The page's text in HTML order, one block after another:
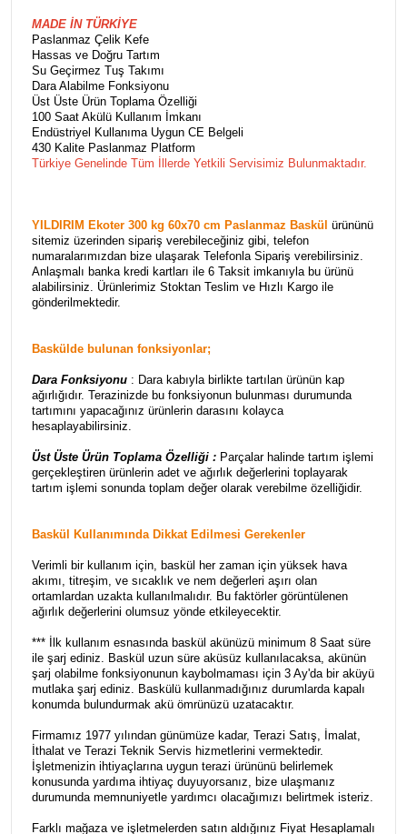
MADE İN TÜRKİYE
Paslanmaz Çelik Kefe
Hassas ve Doğru Tartım
Su Geçirmez Tuş Takımı
Dara Alabilme Fonksiyonu
Üst Üste Ürün Toplama Özelliği
100 Saat Akülü Kullanım İmkanı
Endüstriyel Kullanıma Uygun CE Belgeli
430 Kalite Paslanmaz Platform
Türkiye Genelinde Tüm İllerde Yetkili Servisimiz Bulunmaktadır.
YILDIRIM Ekoter 300 kg 60x70 cm Paslanmaz Baskül ürününü
sitemiz üzerinden sipariş verebileceğiniz gibi, telefon
numaralarımızdan bize ulaşarak Telefonla Sipariş verebilirsiniz.
Anlaşmalı banka kredi kartları ile 6 Taksit imkanıyla bu ürünü
alabilirsiniz. Ürünlerimiz Stoktan Teslim ve Hızlı Kargo ile
gönderilmektedir.
Baskülde bulunan fonksiyonlar;
Dara Fonksiyonu : Dara kabıyla birlikte tartılan ürünün kap
ağırlığıdır. Terazinizde bu fonksiyonun bulunması durumunda
tartımını yapacağınız ürünlerin darasını kolayca
hesaplayabilirsiniz.
Üst Üste Ürün Toplama Özelliği : Parçalar halinde tartım işlemi
gerçekleştiren ürünlerin adet ve ağırlık değerlerini toplayarak
tartım işlemi sonunda toplam değer olarak verebilme özelliğidir.
Baskül Kullanımında Dikkat Edilmesi Gerekenler
Verimli bir kullanım için, baskül her zaman için yüksek hava
akımı, titreşim, ve sıcaklık ve nem değerleri aşırı olan
ortamlardan uzakta kullanılmalıdır. Bu faktörler görüntülenen
ağırlık değerlerini olumsuz yönde etkileyecektir.
*** İlk kullanım esnasında baskül akünüzü minimum 8 Saat süre
ile şarj ediniz. Baskül uzun süre aküsüz kullanılacaksa, akünün
şarj olabilme fonksiyonunun kaybolmaması için 3 Ay'da bir aküyü
mutlaka şarj ediniz. Baskülü kullanmadığınız durumlarda kapalı
konumda bulundurmak akü ömrünüzü uzatacaktır.
Firmamız 1977 yılından günümüze kadar, Terazi Satış, İmalat,
İthalat ve Terazi Teknik Servis hizmetlerini vermektedir.
İşletmenizin ihtiyaçlarına uygun terazi ürününü belirlemek
konusunda yardıma ihtiyaç duyuyorsanız, bize ulaşmanız
durumunda memnuniyetle yardımcı olacağımızı belirtmek isteriz.
Farklı mağaza ve işletmelerden satın aldığınız Fiyat Hesaplamalı